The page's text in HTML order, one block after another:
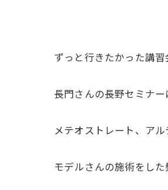
ずっと行きたかった講
長門さんの長野セミナ
メテオストレート、ア
モデルさんの施術をし